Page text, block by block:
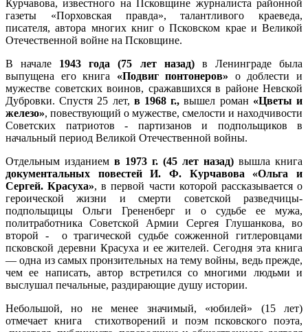
Курчавова, известного на Псковщине журналиста районной
газеты «Порховская правда», талантливого краеведа,
писателя, автора многих книг о Псковском крае и Великой
Отечественной войне на Псковщине.
В начале 1943 года (75 лет назад)в Ленинграде была
выпущена его книга «Подвиг понтонеров» о доблести и
мужестве советских воинов, сражавшихся в районе Невской
Дубровки. Спустя 25 лет, в 1968 г., вышел роман «Цветы и
железо», повествующий о мужестве, смелости и находчивости
Советских патриотов - партизанов и подпольщиков в
начальный период Великой Отечественной войны.
Отдельным изданием в 1973 г. (45 лет назад) вышла книга
документальных повестей И. Ф. Курчавова «Ольга и
Сергей. Красуха», в первой части которой рассказывается о
героической жизни и смерти советской разведчицы-
подпольщицы Ольги Грененберг и о судьбе ее мужа,
политработника Советской Армии Сергея Глушанкова, во
второй - о трагической судьбе сожженной гитлеровцами
псковской деревни Красуха и ее жителей. Сегодня эта книга
— одна из самых пронзительных на тему войны, ведь прежде,
чем ее написать, автор встретился со многими людьми и
выслушал печальные, раздирающие душу истории.
Небольшой, но не менее значимый, «юбилей» (15 лет)
отмечает книга стихотворений и поэм псковского поэта,